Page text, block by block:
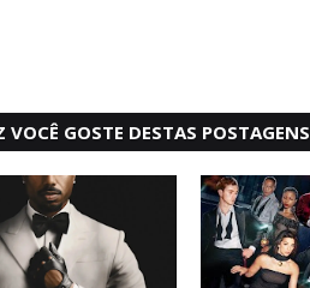
VOCÊ GOSTE DESTAS POSTAGENS